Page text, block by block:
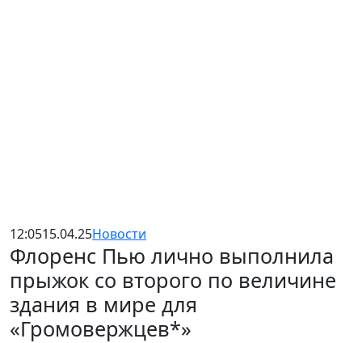
12:0515.04.25Новости
Флоренс Пью лично выполнила
прыжок со второго по величине
здания в мире для
«Громовержцев*»